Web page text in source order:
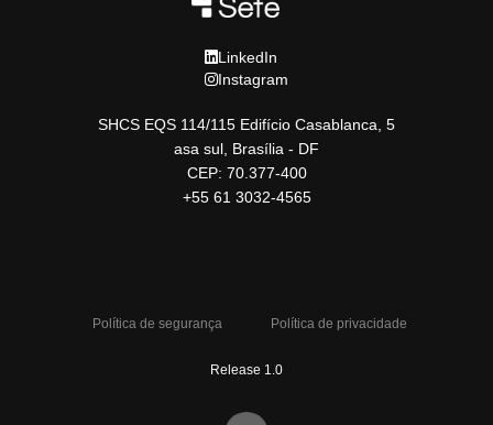
LinkedIn
Instagram
SHCS EQS 114/115 Edifício Casablanca, 5
asa sul, Brasília - DF
CEP: 70.377-400
+55 61 3032-4565
Política de segurança Política de privacidade
Release 1.0